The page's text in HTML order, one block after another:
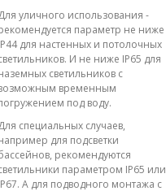
уличного использования -
параметр не ниже
для настенных и потолочных
И не ниже IP65 для
светильников с
временным
под воду.
специальных случаев,
для подсветки
рекомендуются
параметром IP65 или
А для подводного монтажа с